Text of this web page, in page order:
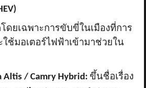
ดยเฉพาะการขับขี่ในเมืองที่การ
ใช้มอเตอร์ไฟฟ้าเข้ามาช่วยใน
Altis / Camry Hybrid: ขึ้นชื่อเรื่อง